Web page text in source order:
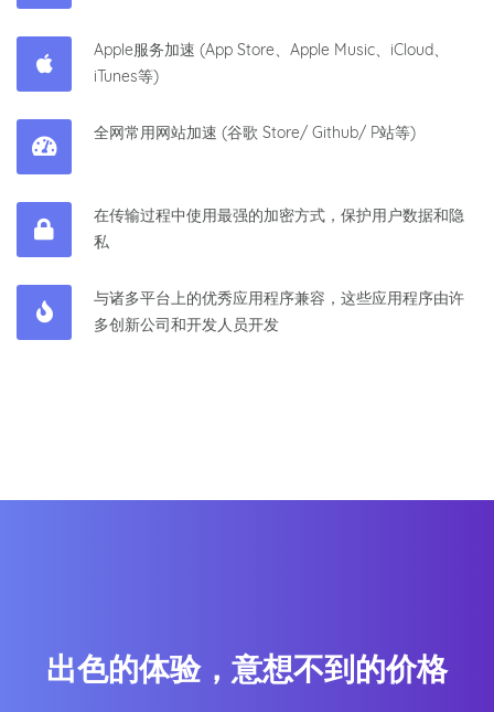
Apple服务加速 (App Store、Apple Music、iCloud、
iTunes等)
全网常用网站加速 (谷歌 Store/ Github/ P站等)
在传输过程中使用最强的加密方式，保护用户数据和隐
私
与诸多平台上的优秀应用程序兼容，这些应用程序由许
多创新公司和开发人员开发
出色的体验，意想不到的价格